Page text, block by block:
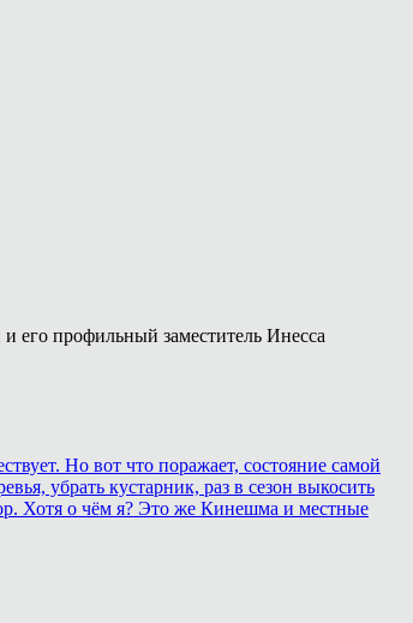
его профильный заместитель Инесса
Но вот что поражает, состояние самой
убрать кустарник, раз в сезон выкосить
Хотя о чём я? Это же Кинешма и местные